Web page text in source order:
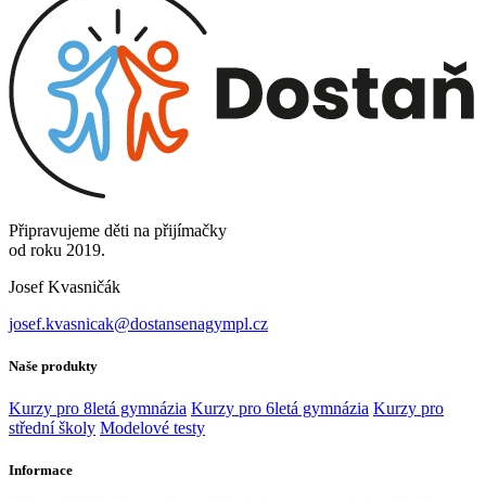
Připravujeme děti na přijímačky
od roku 2019.
Josef Kvasničák
josef.kvasnicak@dostansenagympl.cz
Naše produkty
Kurzy pro 8letá gymnázia Kurzy pro 6letá gymnázia Kurzy pro
střední školy Modelové testy
Informace